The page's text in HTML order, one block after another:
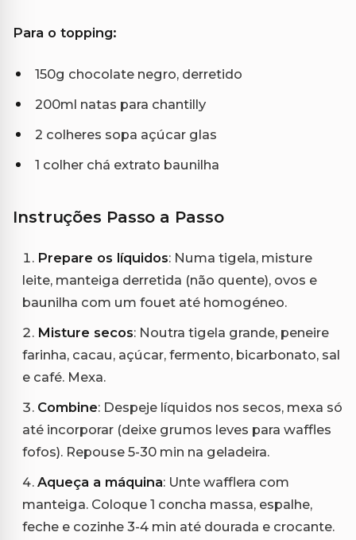
Para o topping:
150g chocolate negro, derretido
200ml natas para chantilly
2 colheres sopa açúcar glas
1 colher chá extrato baunilha
Instruções Passo a Passo
Prepare os líquidos: Numa tigela, misture
leite, manteiga derretida (não quente), ovos e
baunilha com um fouet até homogéneo.
Misture secos: Noutra tigela grande, peneire
farinha, cacau, açúcar, fermento, bicarbonato, sal
e café. Mexa.
Combine: Despeje líquidos nos secos, mexa só
até incorporar (deixe grumos leves para waffles
fofos). Repouse 5-30 min na geladeira.
Aqueça a máquina: Unte wafflera com
manteiga. Coloque 1 concha massa, espalhe,
feche e cozinhe 3-4 min até dourada e crocante.